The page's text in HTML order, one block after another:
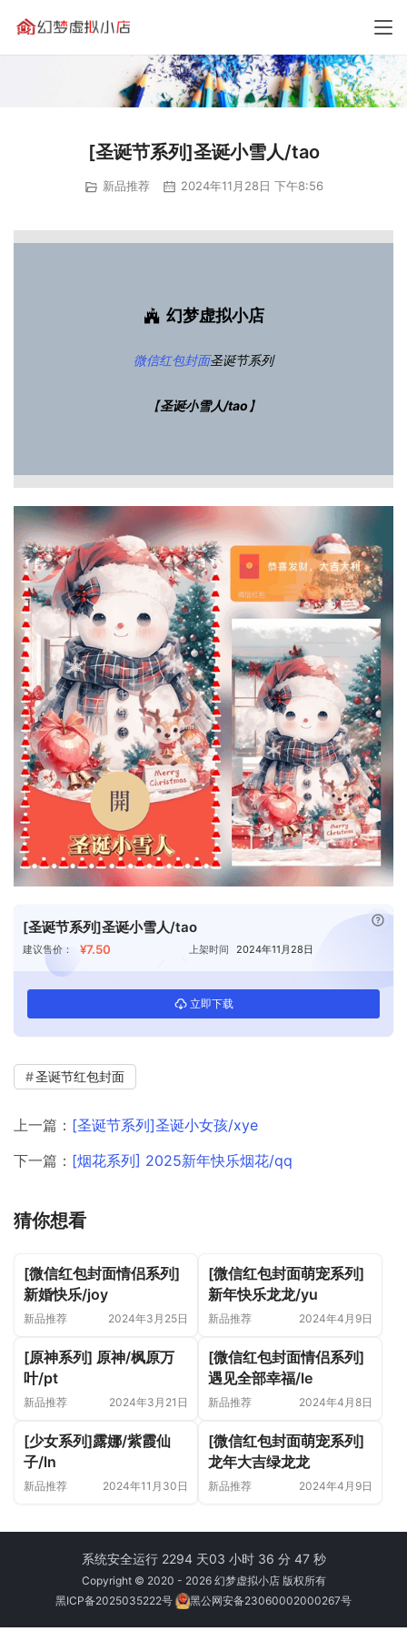
[圣诞节系列]圣诞小雪人/tao
新品推荐 2024年11月28日 下午8:56
幻梦虚拟小店
微信红包封面圣诞节系列
【圣诞小雪人/tao 】
[圣诞节系列]圣诞小雪人/tao
建议售价： ¥7.50 上架时间 2024年11月28日
立即下载
已
圣诞节红包封面
上一篇： [圣诞节系列]圣诞小女孩/xye
下一篇： [烟花系列] 2025新年快乐烟花/qq
猜你想看
[微信红包封面情侣系列]
新婚快乐/joy
新品推荐 2024年3月25日
[微信红包封面萌宠系列]
新年快乐龙龙/yu
新品推荐 2024年4月9日
[原神系列] 原神/枫原万
叶/pt
新品推荐 2024年3月21日
[微信红包封面情侣系列]
遇见全部幸福/le
新品推荐 2024年4月8日
[少女系列]露娜/紫霞仙
子/ln
新品推荐 2024年11月30日
[微信红包封面萌宠系列]
龙年大吉绿龙龙
新品推荐 2024年4月9日
系统安全运行 2294 天03 小时 36 分 47 秒
Copyright © 2020 - 2026 幻梦虚拟小店 版权所有
黑ICP备2025035222号
黑公网安备23060002000267号